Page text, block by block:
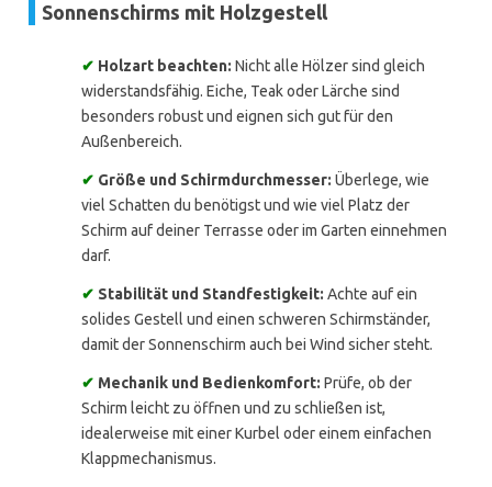
Sonnenschirms mit Holzgestell
✔ Holzart beachten: Nicht alle Hölzer sind gleich
widerstandsfähig. Eiche, Teak oder Lärche sind
besonders robust und eignen sich gut für den
Außenbereich.
✔ Größe und Schirmdurchmesser: Überlege, wie
viel Schatten du benötigst und wie viel Platz der
Schirm auf deiner Terrasse oder im Garten einnehmen
darf.
✔ Stabilität und Standfestigkeit: Achte auf ein
solides Gestell und einen schweren Schirmständer,
damit der Sonnenschirm auch bei Wind sicher steht.
✔ Mechanik und Bedienkomfort: Prüfe, ob der
Schirm leicht zu öffnen und zu schließen ist,
idealerweise mit einer Kurbel oder einem einfachen
Klappmechanismus.